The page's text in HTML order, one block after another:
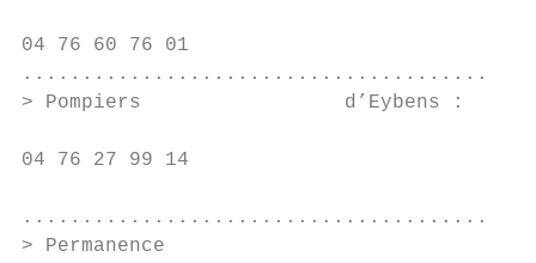
04 76 60 76 01
> Pompiers
04 76 27 99 14
> Permanence